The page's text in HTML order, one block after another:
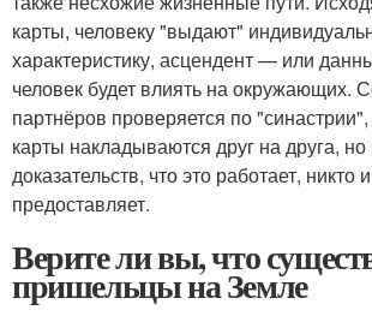
карты, человеку "выдают"
характеристику, асцендент — или
человек будет влиять на окружающих.
партнёров проверяется по
карты накладываются друг на друга,
доказательств, что это работает, никто
предоставляет.
Верите ли вы, что
пришельцы на Земле